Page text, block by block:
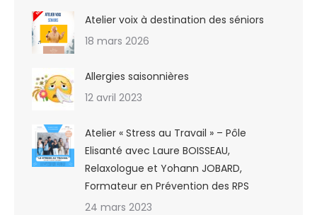
Atelier voix à destination des séniors
18 mars 2026
Allergies saisonnières
12 avril 2023
Atelier « Stress au Travail » – Pôle
Elisanté avec Laure BOISSEAU,
Relaxologue et Yohann JOBARD,
Formateur en Prévention des RPS
24 mars 2023